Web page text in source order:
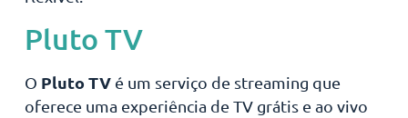
Pluto TV
O Pluto TVé um serviço de streaming que
oferece uma experiência de TV grátis e ao vivo